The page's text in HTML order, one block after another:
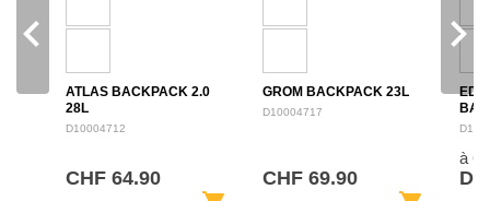
ATLAS BACKPACK 2.0
28L
D10004712
CHF 64.90
GROM BACKPACK 23L
D10004717
CHF 69.90
à
De
navigate_before navigate_next